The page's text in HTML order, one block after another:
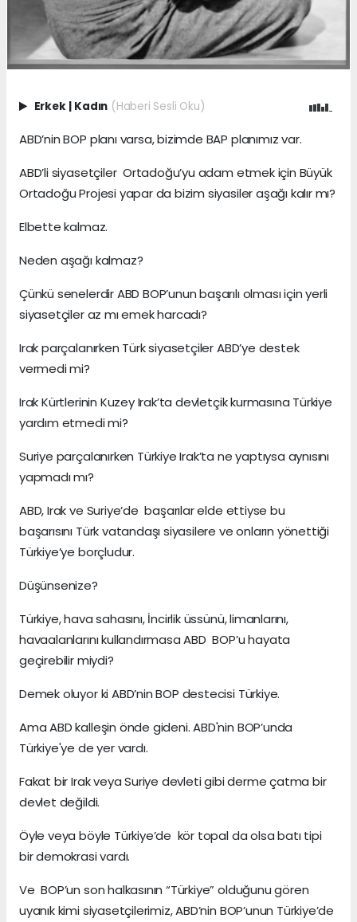
Erkek Kadın (Haberi Sesli Oku)
ABD’nin BOP planı varsa, bizimde BAP planımız var.
ABD’li siyasetçiler Ortadoğu’yu adam etmek için Büyük
Ortadoğu Projesi yapar da bizim siyasiler aşağı kalır mı?
Elbette kalmaz.
Neden aşağı kalmaz?
Çünkü senelerdir ABD BOP’unun başarılı olması için yerli
siyasetçiler az mı emek harcadı?
Irak parçalanırken Türk siyasetçiler ABD’ye destek
vermedi mi?
Irak Kürtlerinin Kuzey Irak’ta devletçik kurmasına Türkiye
yardım etmedi mi?
Suriye parçalanırken Türkiye Irak’ta ne yaptıysa aynısını
yapmadı mı?
ABD, Irak ve Suriye’de başarılar elde ettiyse bu
başarısını Türk vatandaşı siyasilere ve onların yönettiği
Türkiye’ye borçludur.
Düşünsenize?
Türkiye, hava sahasını, İncirlik üssünü, limanlarını,
havaalanlarını kullandırmasa ABD BOP’u hayata
geçirebilir miydi?
Demek oluyor ki ABD’nin BOP destecisi Türkiye.
Ama ABD kalleşin önde gideni. ABD'nin BOP’unda
Türkiye'ye de yer vardı.
Fakat bir Irak veya Suriye devleti gibi derme çatma bir
devlet değildi.
Öyle veya böyle Türkiye’de kör topal da olsa batı tipi
bir demokrasi vardı.
Ve BOP’un son halkasının “Türkiye” olduğunu gören
uyanık kimi siyasetçilerimiz, ABD’nin BOP’unun Türkiye’de